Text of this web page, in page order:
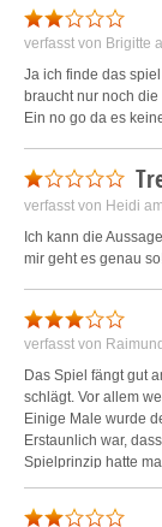
Fazit: Ein langes
verfasst von Brigitte
Ja ich finde das
braucht nur noch
Ein no go da es
verfasst von Heidi
Ich kann die
mir geht es genau
verfasst von Raimund
Das Spiel fängt gut
schlägt. Vor allem
Einige Male wurde
Erstaunlich war,
Spielprinzip hatte